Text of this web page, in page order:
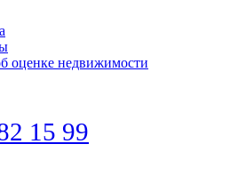
оценке недвижимости
15 99